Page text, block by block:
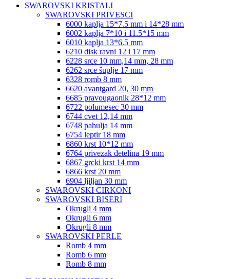
SWAROVSKI KRISTALI
SWAROVSKI PRIVESCI
6000 kaplja 15*7.5 mm i 14*28 mm
6002 kaplja 7*10 i 11.5*15 mm
6010 kaplja 13*6.5 mm
6210 disk ravni 12 i 17 mm
6228 srce 10 mm,14 mm, 28 mm
6262 srce šuplje 17 mm
6328 romb 8 mm
6620 avantgard 20, 30 mm
6685 pravougaonik 28*12 mm
6722 polumesec 30 mm
6744 cvet 12,14 mm
6748 pahulja 14 mm
6754 leptir 18 mm
6860 krst 10*12 mm
6764 privezak detelina 19 mm
6867 grcki krst 14 mm
6866 krst 20 mm
6904 ljiljan 30 mm
SWAROVSKI CIRKONI
SWAROVSKI BISERI
Okrugli 4 mm
Okrugli 6 mm
Okrugli 8 mm
SWAROVSKI PERLE
Romb 4 mm
Romb 6 mm
Romb 8 mm